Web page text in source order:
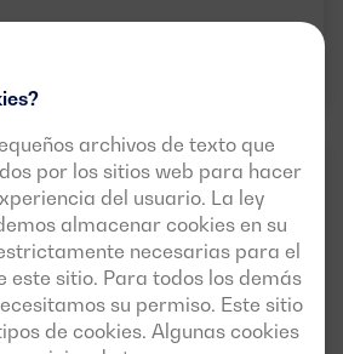
archivos de texto que
por los sitios web para hacer
del usuario. La ley
almacenar cookies en su
necesarias para el
este sitio. Para todos los demás
su permiso. Este sitio
de cookies. Algunas cookies
3 FASES